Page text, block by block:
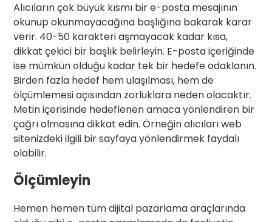
Alıcıların çok büyük kısmı bir e-posta mesajının
okunup okunmayacağına başlığına bakarak karar
verir. 40-50 karakteri aşmayacak kadar kısa,
dikkat çekici bir başlık belirleyin. E-posta içeriğinde
ise mümkün olduğu kadar tek bir hedefe odaklanın.
Birden fazla hedef hem ulaşılması, hem de
ölçümlemesi açısından zorluklara neden olacaktır.
Metin içerisinde hedeflenen amaca yönlendiren bir
çağrı olmasına dikkat edin. Örneğin alıcıları web
sitenizdeki ilgili bir sayfaya yönlendirmek faydalı
olabilir.
Ölçümleyin
Hemen hemen tüm dijital pazarlama araçlarında